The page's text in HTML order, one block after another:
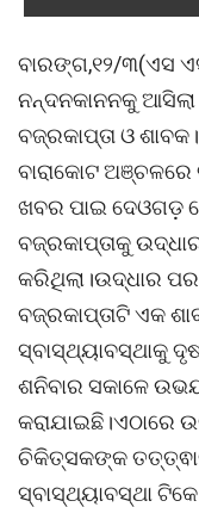
ବାରଙ୍ଗ,୧୨/୩(ଏସ
ନନ୍ଦନକାନନକୁ
ବଜ୍ରକାପ୍ତା ଓ
ବାରାକୋଟ ଅଞ୍ଚଳରେ
ଖବର ପାଇ ଦେଓଗଡ଼
ବଜ୍ରକାପ୍ତାକୁ
କରିଥିଲା।ଉଦ୍ଧାର
ବଜ୍ରକାପ୍ତାଟି ଏକ
ସ୍ବାସ୍ଥ୍ୟାବସ୍ଥାକୁ
ଶନିବାର ସକାଳେ
କରାଯାଇଛି।ଏଠାରେ
ଚିକିତ୍ସକଙ୍କ
ସ୍ବାସ୍ଥ୍ୟାବସ୍ଥା